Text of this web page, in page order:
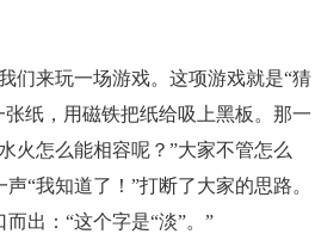
们来玩一场游戏。这项游戏就是“猜
纸，用磁铁把纸给吸上黑板。那一
火怎么能相容呢？”大家不管怎么
“我知道了！”打断了大家的思路。
出：“这个字是“淡”。”